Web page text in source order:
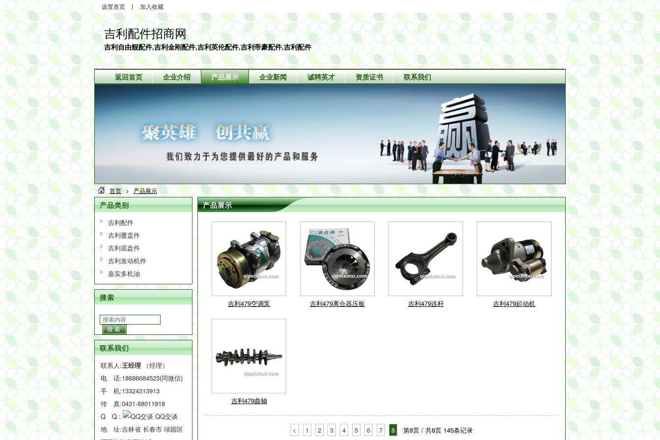
设置首页 加入收藏
吉利配件招商网
吉利自由舰配件,吉利金刚配件,吉利英伦配件,吉利帝豪配件,吉利配件
返回首页 企业介绍 产品展示 企业新闻 诚聘英才 资质证书 联系我们
首页 > 产品展示
产品类别
吉利配件
吉利覆盖件
吉利底盘件
吉利发动机件
嘉实多机油
搜索
搜索
联系我们
联系人:王经理 （经理）
电 话:18686684523(同微信)
手 机:13324313913
传 真:0431-88011918
Q Q :
QQ交谈
地 址:吉林省 长春市 绿园区
产品展示
吉利479空调泵 吉利479离合器压板 吉利479连杆 吉利479起动机
吉利479曲轴
< 1 2 3 4 5 6 7 8 第8页 / 共8页 145条记录